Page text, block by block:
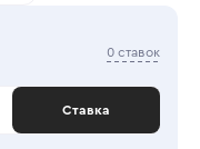
0 ставок
Ставка